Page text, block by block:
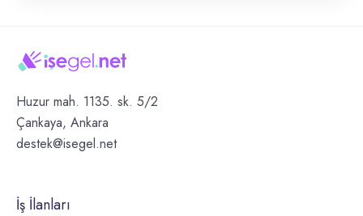
Huzur mah. 1135. sk. 5/2
Çankaya, Ankara
destek@isegel.net
İş İlanları